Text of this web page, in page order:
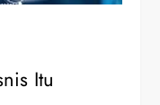
Itu